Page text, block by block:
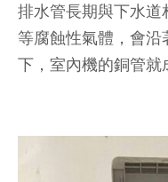
排水管長期與下水道
等腐蝕性氣體，會沿
下，室內機的銅管就